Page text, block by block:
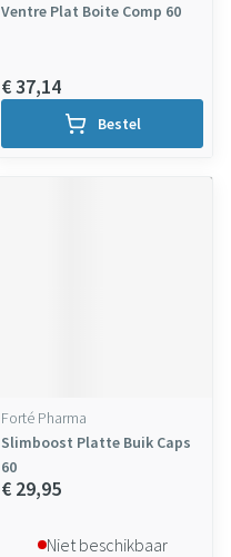
Ventre Plat Boite Comp 60
€ 37,14
Bestel
Forté Pharma
Slimboost Platte Buik Caps
60
€ 29,95
Niet beschikbaar